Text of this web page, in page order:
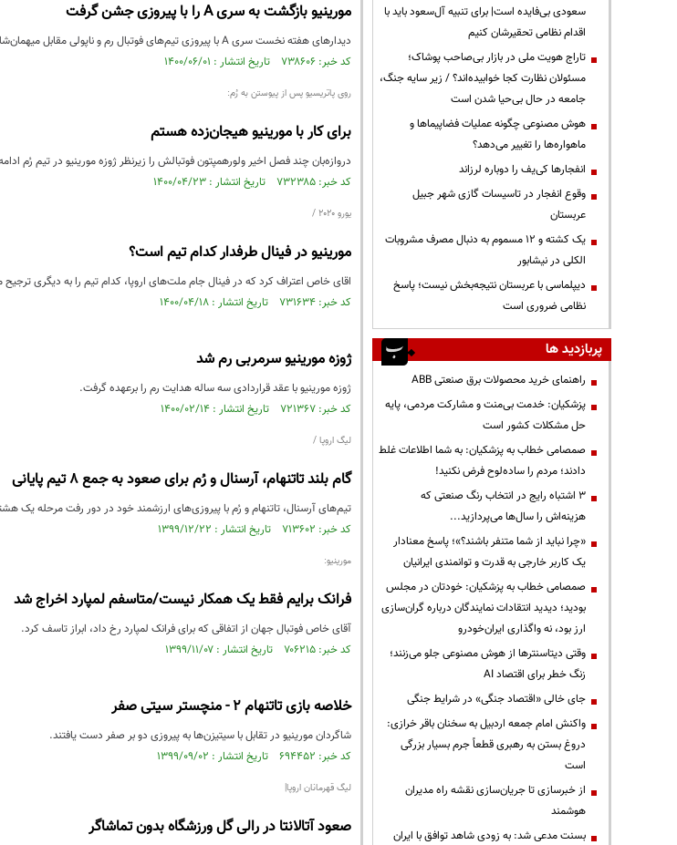
مورینیو بازگشت به سری A را با پیروزی جشن گرفت
دیدارهای هفته نخست سری A با پیروزی تیم‌های فوتبال رم و ناپولی مقابل میهمان‌شان پیگیری شد.
کد خبر: ۷۳۸۶۰۶ تاریخ انتشار : ۱۴۰۰/۰۶/۰۱
روی پاتریسیو پس از پیوستن به رُم:
برای کار با مورینیو هیجان‌زده هستم
دروازه‌بان چند فصل اخیر ولورهمپتون فوتبالش را زیرنظر ژوزه مورینیو در تیم رُم
کد خبر: ۷۳۲۳۸۵ تاریخ انتشار : ۱۴۰۰/۰۴/۲۳
یورو ۲۰۲۰ /
مورینیو در فینال طرفدار کدام تیم است؟
اقای خاص اعتراف کرد که در فینال جام ملت‌های اروپا، کدام تیم را به دیگری
کد خبر: ۷۳۱۶۳۴ تاریخ انتشار : ۱۴۰۰/۰۴/۱۸
ژوزه مورینیو سرمربی رم شد
ژوزه مورینیو با عقد قراردادی سه ساله هدایت رم را برعهده گرفت.
کد خبر: ۷۲۱۳۶۷ تاریخ انتشار : ۱۴۰۰/۰۲/۱۴
لیگ اروپا /
گام بلند تاتنهام، آرسنال و رُم برای صعود به جمع ۸ تیم پایانی
تیم‌های آرسنال، تاتنهام و رُم با پیروزی‌های ارزشمند خود در دور رفت مرحله یک
کد خبر: ۷۱۳۶۰۲ تاریخ انتشار : ۱۳۹۹/۱۲/۲۲
مورینیو:
فرانک برایم فقط یک همکار نیست/متاسفم لمپارد اخراج شد
آقای خاص فوتبال جهان از اتفاقی که برای فرانک لمپارد رخ داد، ابراز تاسف کرد.
کد خبر: ۷۰۶۲۱۵ تاریخ انتشار : ۱۳۹۹/۱۱/۰۷
خلاصه بازی تاتنهام 2 - منچستر سیتی صفر
شاگردان مورینیو در تقابل با سیتیزن‌ها به پیروزی دو بر صفر دست یافتند.
کد خبر: ۶۹۴۴۵۲ تاریخ انتشار : ۱۳۹۹/۰۹/۰۲
لیگ قهرمانان اروپا|
صعود آتالانتا در رالی گل ورزشگاه بدون تماشاگر
سعودی بی‌فایده است| برای تنبیه آل‌سعود باید با
اقدام نظامی تحقیرشان کنیم
تاراج هویت ملی در بازار بی‌صاحب پوشاک؛
مسئولان نظارت کجا خوابیده‌اند؟ / زیر سایه جنگ،
جامعه در حال بی‌حیا شدن است
هوش مصنوعی چگونه عملیات فضاپیماها و
ماهواره‌ها را تغییر می‌دهد؟
انفجارها کی‌یف را دوباره لرزاند
وقوع انفجار در تاسیسات گازی شهر جبیل
عربستان
یک کشته و ۱۲ مسموم به دنبال مصرف مشروبات
الکلی در نیشابور
دیپلماسی با عربستان نتیجه‌بخش نیست؛ پاسخ
نظامی ضروری است
پربازدید ها
راهنمای خرید محصولات برق صنعتی ABB
پزشکیان: خدمت بی‌منت و مشارکت مردمی، پایه
حل مشکلات کشور است
صمصامی خطاب به پزشکیان: به شما اطلاعات غلط
دادند؛ مردم را ساده‌لوح فرض نکنید!
3 اشتباه رایج در انتخاب رنگ صنعتی که
هزینه‌اش را سال‌ها می‌پردازید...
«چرا نباید از شما متنفر باشند؟»؛ پاسخ معنادار
یک کاربر خارجی به قدرت و توانمندی ایرانیان
صمصامی خطاب به پزشکیان: خودتان در مجلس
بودید؛ دیدید انتقادات نمایندگان درباره گران‌سازی
ارز بود، نه واگذاری ایران‌خودرو
وقتی دیتاسنترها از هوش مصنوعی جلو می‌زنند؛
زنگ خطر برای اقتصاد AI
جای خالی «اقتصاد جنگی» در شرایط جنگی
واکنش امام جمعه اردبیل به سخنان باقر خرازی:
دروغ بستن به رهبری قطعاً جرم بسیار بزرگی
است
از خبرسازی تا جریان‌سازی نقشه راه مدیران
هوشمند
بسنت مدعی شد: به زودی شاهد توافق با ایران